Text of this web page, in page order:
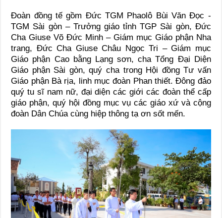
Đoàn đồng tế gồm Đức TGM Phaolô Bùi Văn Đọc -
TGM Sài gòn – Trưởng giáo tỉnh TGP Sài gòn, Đức
Cha Giuse Võ Đức Minh – Giám mục Giáo phận Nha
trang, Đức Cha Giuse Châu Ngọc Tri – Giám mục
Giáo phận Cao bằng Lạng sơn, cha Tổng Đại Diện
Giáo phận Sài gòn, quý cha trong Hội đồng Tư vấn
Giáo phận Bà rịa, linh mục đoàn Phan thiết. Đông đảo
quý tu sĩ nam nữ, đại diện các giới các đoàn thể cấp
giáo phận, quý hội đồng mục vụ các giáo xứ và cộng
đoàn Dân Chúa cùng hiệp thông tạ ơn sốt mến.